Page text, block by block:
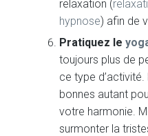
relaxation (
hypnose) afin de
Pratiquez le
toujours plus de
ce type
bonnes autant
votre harmonie.
surmonter la